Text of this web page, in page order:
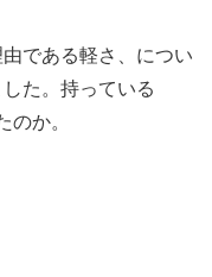
である軽さ、につい
た。持っている
のか。